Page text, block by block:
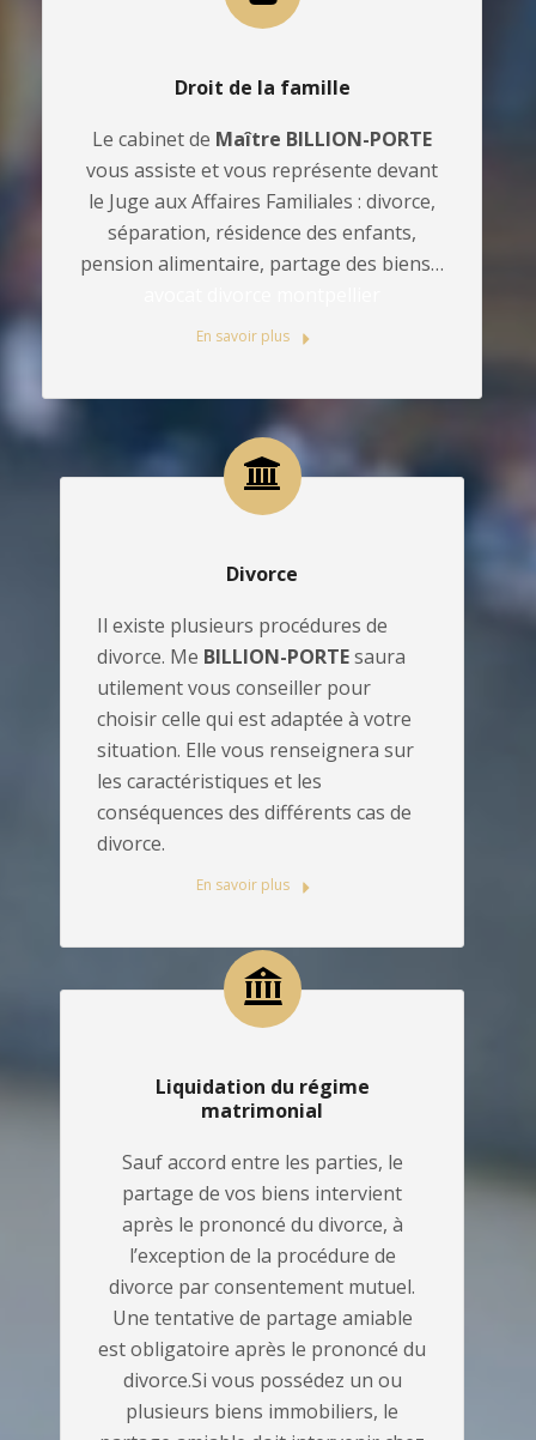
Droit de la famille
Le cabinet de Maître BILLION-PORTE
vous assiste et vous représente devant
le Juge aux Affaires Familiales : divorce,
séparation, résidence des enfants,
pension alimentaire, partage des biens…
En savoir plus
Divorce
Il existe plusieurs procédures de
divorce. Me BILLION-PORTEsaura
utilement vous conseiller pour
choisir celle qui est adaptée à votre
situation. Elle vous renseignera sur
les caractéristiques et les
conséquences des différents cas de
divorce.
En savoir plus
Liquidation du régime
matrimonial
Sauf accord entre les parties, le
partage de vos biens intervient
après le prononcé du divorce, à
l’exception de la procédure de
divorce par consentement mutuel.
Une tentative de partage amiable
est obligatoire après le prononcé du
divorce.Si vous possédez un ou
plusieurs biens immobiliers, le